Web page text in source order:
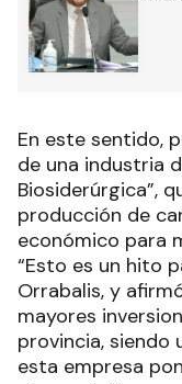
En este sentido,
de una industria
Biosiderúrgica”,
producción de
económico para
“Esto es un hito
Orrabalis, y
mayores
provincia, siendo
esta empresa